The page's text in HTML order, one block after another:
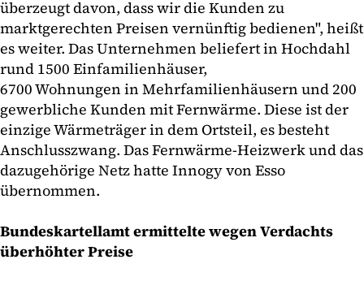
überzeugt davon, dass wir die Kunden zu
marktgerechten Preisen vernünftig bedienen", heißt
es weiter. Das Unternehmen beliefert in Hochdahl
rund 1500 Einfamilienhäuser,
6700 Wohnungen in Mehrfamilienhäusern und 200
gewerbliche Kunden mit Fernwärme. Diese ist der
einzige Wärmeträger in dem Ortsteil, es besteht
Anschlusszwang. Das Fernwärme-Heizwerk und das
dazugehörige Netz hatte Innogy von Esso
übernommen.
Bundeskartellamt ermittelte wegen Verdachts
überhöhter Preise